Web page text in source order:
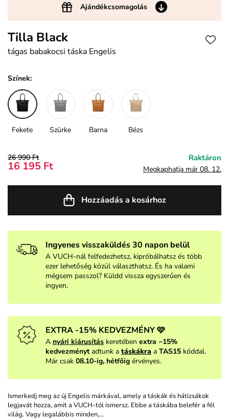
Ajándékcsomagolás
Tilla Black
tágas babakocsi táska Engelis
Színek:
Fekete Szürke Barna Bézs
26 990 Ft
16 195 Ft
Raktáron
Megkaphatja már 08. 12.
Hozzáadás a kosárhoz
Ingyenes visszaküldés 30 napon belül
A VUCH-nál felfedezhetsz, kipróbálhatsz és több
ezer lehetőség közül választhatsz. És ha valami
mégsem passzol? Küldd vissza egyszerűen és
ingyen.
EXTRA -15% KEDVEZMÉNY 🩷
A nyári kiárusítás keretében extra −15%
kedvezménytadtunk a táskákra a TAS15 kóddal.
Már csak 08.10-ig, hétfőig érvényes.
Ismerkedj meg az új Engelis márkával, amely a táskák és hátizsákok
legjavát hozza, amit a VUCH-tól ismersz. Ebbe a táskába belefér a fél
világ. Vagy legalábbis minden,…